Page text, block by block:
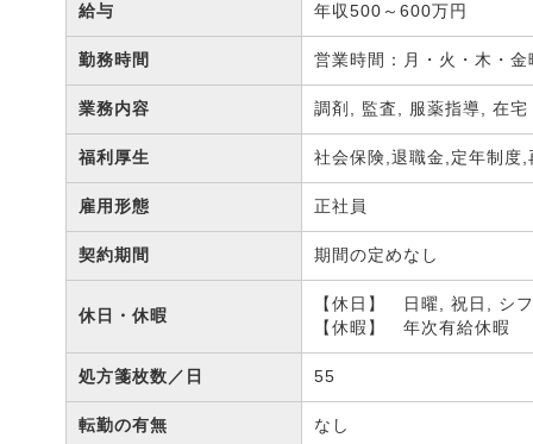
給与 年収500～600万円
勤務時間 営業時間：月・火・木
業務内容 調剤, 監査, 服薬指導, 在宅
福利厚生 社会保険,退職金,定年制度
雇用形態 正社員
契約期間 期間の定めなし
休日・休暇
【休日】 日曜, 祝日, シ
【休暇】 年次有給休暇
処方箋枚数／日 55
転勤の有無 なし